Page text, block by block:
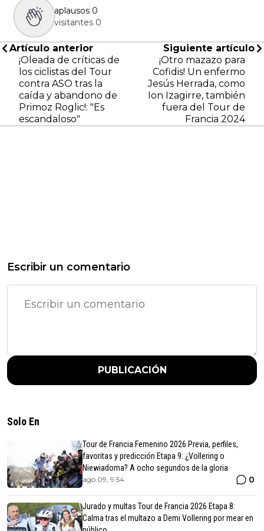
aplausos 0
visitantes 0
Artículo anterior
¡Oleada de críticas de
los ciclistas del Tour
contra ASO tras la
caída y abandono de
Primoz Roglic!: "Es
escandaloso"
Siguiente artículo
¡Otro mazazo para
Cofidis! Un enfermo
Jesús Herrada, como
Ion Izagirre, también
fuera del Tour de
Francia 2024
Escribir un comentario
PUBLICACIÓN
Solo En
Tour de Francia Femenino 2026 Previa, perfiles,
favoritas y predicción Etapa 9: ¿Vollering o
Niewiadoma? A ocho segundos de la gloria
ago 09, 9:54 0
Jurado y multas Tour de Francia 2026 Etapa 8:
Calma tras el multazo a Demi Vollering por mear en